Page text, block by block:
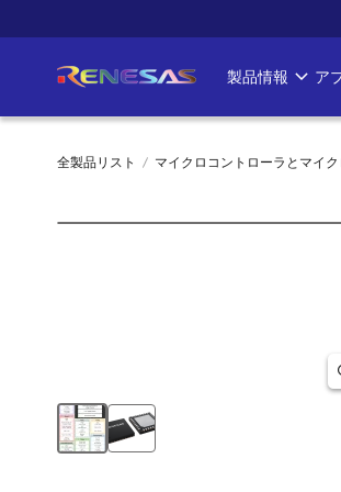
イ
ン
Main
製品情報 ア
パ
全製品リスト マイクロコントローラとマイ